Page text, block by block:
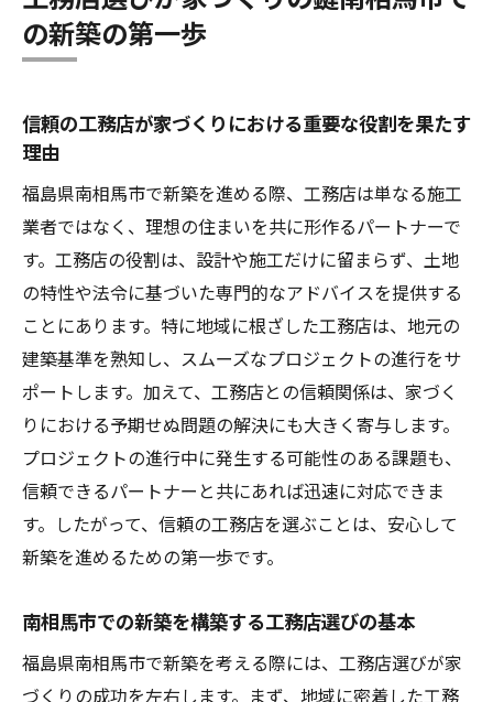
の新築の第一歩
信頼の工務店が家づくりにおける重要な役割を果たす
理由
福島県南相馬市で新築を進める際、工務店は単なる施工
業者ではなく、理想の住まいを共に形作るパートナーで
す。工務店の役割は、設計や施工だけに留まらず、土地
の特性や法令に基づいた専門的なアドバイスを提供する
ことにあります。特に地域に根ざした工務店は、地元の
建築基準を熟知し、スムーズなプロジェクトの進行をサ
ポートします。加えて、工務店との信頼関係は、家づく
りにおける予期せぬ問題の解決にも大きく寄与します。
プロジェクトの進行中に発生する可能性のある課題も、
信頼できるパートナーと共にあれば迅速に対応できま
す。したがって、信頼の工務店を選ぶことは、安心して
新築を進めるための第一歩です。
南相馬市での新築を構築する工務店選びの基本
福島県南相馬市で新築を考える際には、工務店選びが家
づくりの成功を左右します。まず、地域に密着した工務